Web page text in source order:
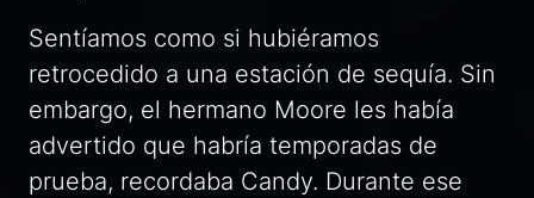
Sentíamos como si hubiéramos
retrocedido a una estación de sequía. Sin
embargo, el hermano Moore les había
advertido que habría temporadas de
prueba, recordaba Candy. Durante ese